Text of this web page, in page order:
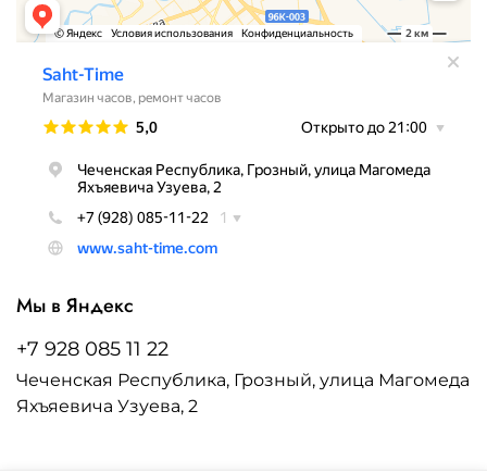
Мы в Яндекс
+7 928 085 11 22
Чеченская Республика, Грозный, улица Магомеда
Яхъяевича Узуева, 2